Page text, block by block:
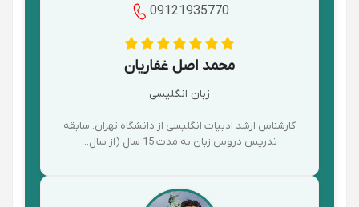
09121935770
محمد اصل غفاریان
زبان انگلیسی
کارشناس ارشد ادبیات انگلیسی از دانشگاه تهران. سابقه
تدریس دروس زبان به مدت 15 سال (از سال...